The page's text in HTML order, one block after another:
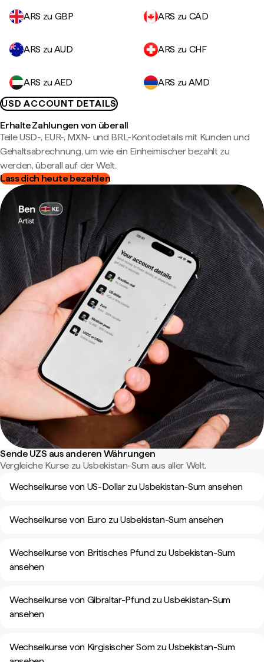
ARS zu GBP ARS zu CAD
ARS zu AUD ARS zu CHF
ARS zu AED
ARS zu AMD
USD ACCOUNT DETAILS
Erhalte Zahlungen von überall
Teile USD-, EUR-, MXN- und BRL-Kontodetails mit Kunden und
Gehaltsabrechnung, um wie ein Einheimischer bezahlt zu
werden, überall auf der Welt.
Lass dich heute bezahlen
Sende UZS aus anderen Währungen
Vergleiche Kurse zu Usbekistan-Sum aus aller Welt.
Wechselkurse von US-Dollar zu Usbekistan-Sum ansehen
Wechselkurse von Euro zu Usbekistan-Sum ansehen
Wechselkurse von Britisches Pfund zu Usbekistan-Sum
ansehen
Wechselkurse von Gibraltar-Pfund zu Usbekistan-Sum
ansehen
Wechselkurse von Kirgisischer Som zu Usbekistan-Sum